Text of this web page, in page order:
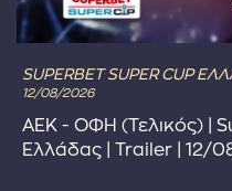
SUPERBET SUPER CUP
12/08/2026
ΑΕΚ - ΟΦΗ (Τελικός) |
Ελλάδας | Trailer | 12/